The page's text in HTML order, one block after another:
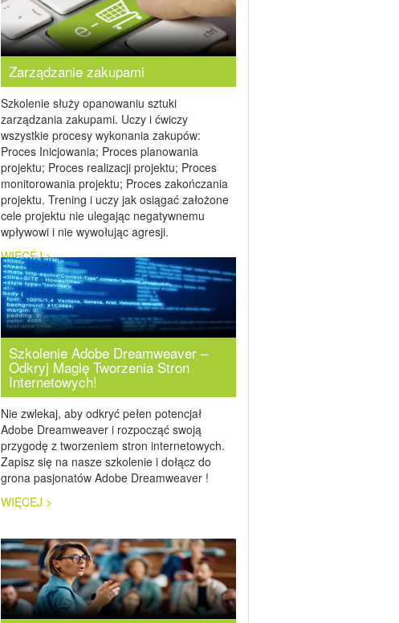
Zarządzanie zakupami
Szkolenie służy opanowaniu sztuki
zarządzania zakupami. Uczy i ćwiczy
wszystkie procesy wykonania zakupów:
Proces Inicjowania; Proces planowania
projektu; Proces realizacji projektu; Proces
monitorowania projektu; Proces zakończania
projektu. Trening i uczy jak osiągać założone
cele projektu nie ulegając negatywnemu
wpływowi i nie wywołując agresji.
WIĘCEJ >
Szkolenie Adobe Dreamweaver –
Odkryj Magię Tworzenia Stron
Internetowych!
Nie zwlekaj, aby odkryć pełen potencjał
Adobe Dreamweaver i rozpocząć swoją
przygodę z tworzeniem stron internetowych.
Zapisz się na nasze szkolenie i dołącz do
grona pasjonatów Adobe Dreamweaver !
WIĘCEJ >